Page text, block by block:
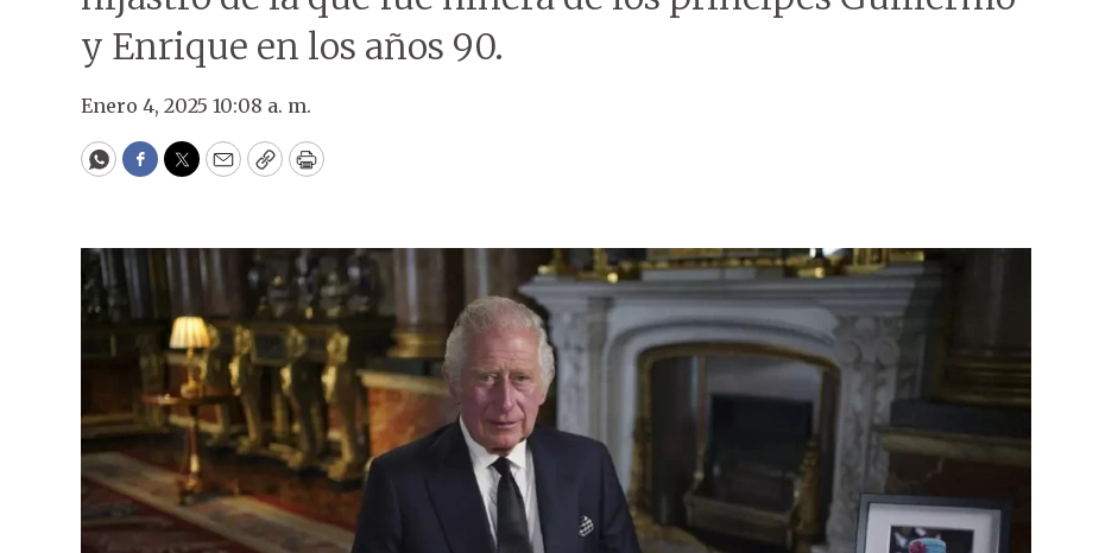
y Enrique en los años 90.
Enero 4, 2025 10:08 a. m.
WhatsApp
Facebook
Twitter
EmailCopyPrint